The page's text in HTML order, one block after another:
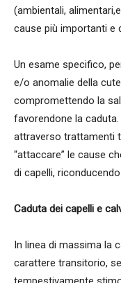
(ambientali,
cause più importanti e
Un esame specifico,
e/o anomalie della
compromettendo la
favorendone la
attraverso trattamenti
“attaccare” le cause
di capelli,
Caduta dei capelli e
In linea di massima la
carattere transitorio,